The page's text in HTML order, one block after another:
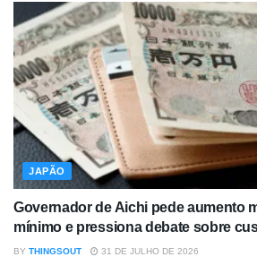
JAPÃO
Governador de Aichi pede aumento
mínimo e pressiona debate sobre
BY THINGSOUT 31 DE JULHO DE 2026